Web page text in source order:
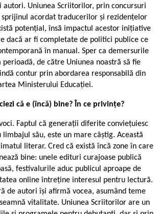
Uniunea Scriitorilor, prin concursuri
acordat traducerilor și rezidențelor
potențial, însă impactul acestor inițiative
dacă ar fi completate de politici publice ce
în manual. Sper ca demersurile
de către Uniunea noastră să fie
contur prin abordarea responsabilă din
Ministerului Educației.
că e (încă) bine? În ce privințe?
Faptul că generații diferite conviețuiesc
limbajul său, este un mare câștig. Această
literar. Cred că există încă zone în care
bine: unele edituri curajoase publică
festivalurile aduc publicul aproape de
online întreține interesul pentru lectură.
de autori își afirmă vocea, asumând teme
vitalitate. Uniunea Scriitorilor are un